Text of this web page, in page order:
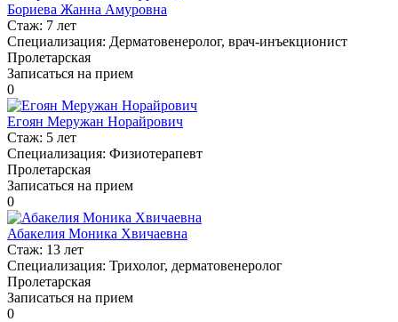
Бориева Жанна Амуровна
Стаж: 7 лет
Специализация: Дерматовенеролог, врач-инъекционист
Пролетарская
Записаться на прием
0
Егоян Меружан Норайрович
Стаж: 5 лет
Специализация: Физиотерапевт
Пролетарская
Записаться на прием
0
Абакелия Моника Хвичаевна
Стаж: 13 лет
Специализация: Трихолог, дерматовенеролог
Пролетарская
Записаться на прием
0